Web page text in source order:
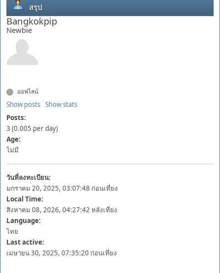
สรุป
Bangkokpip
Newbie
ออฟไลน์
Show posts Show stats
Posts:
3 (0.005 per day)
Age:
ไม่มี
วันที่ลงทะเบียน:
มกราคม 20, 2025, 03:07:48 ก่อนเที่ยง
Local Time:
สิงหาคม 08, 2026, 04:27:42 หลังเที่ยง
Language:
ไทย
Last active:
เมษายน 30, 2025, 07:35:20 ก่อนเที่ยง